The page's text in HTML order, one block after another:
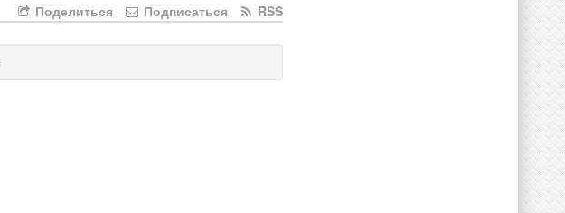
RSS
Подписаться
Поделиться